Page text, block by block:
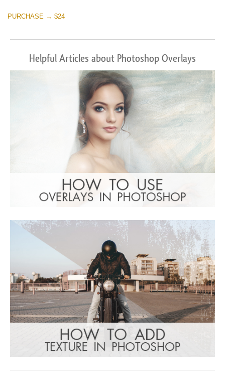
PURCHASE → $24
Helpful Articles about Photoshop Overlays